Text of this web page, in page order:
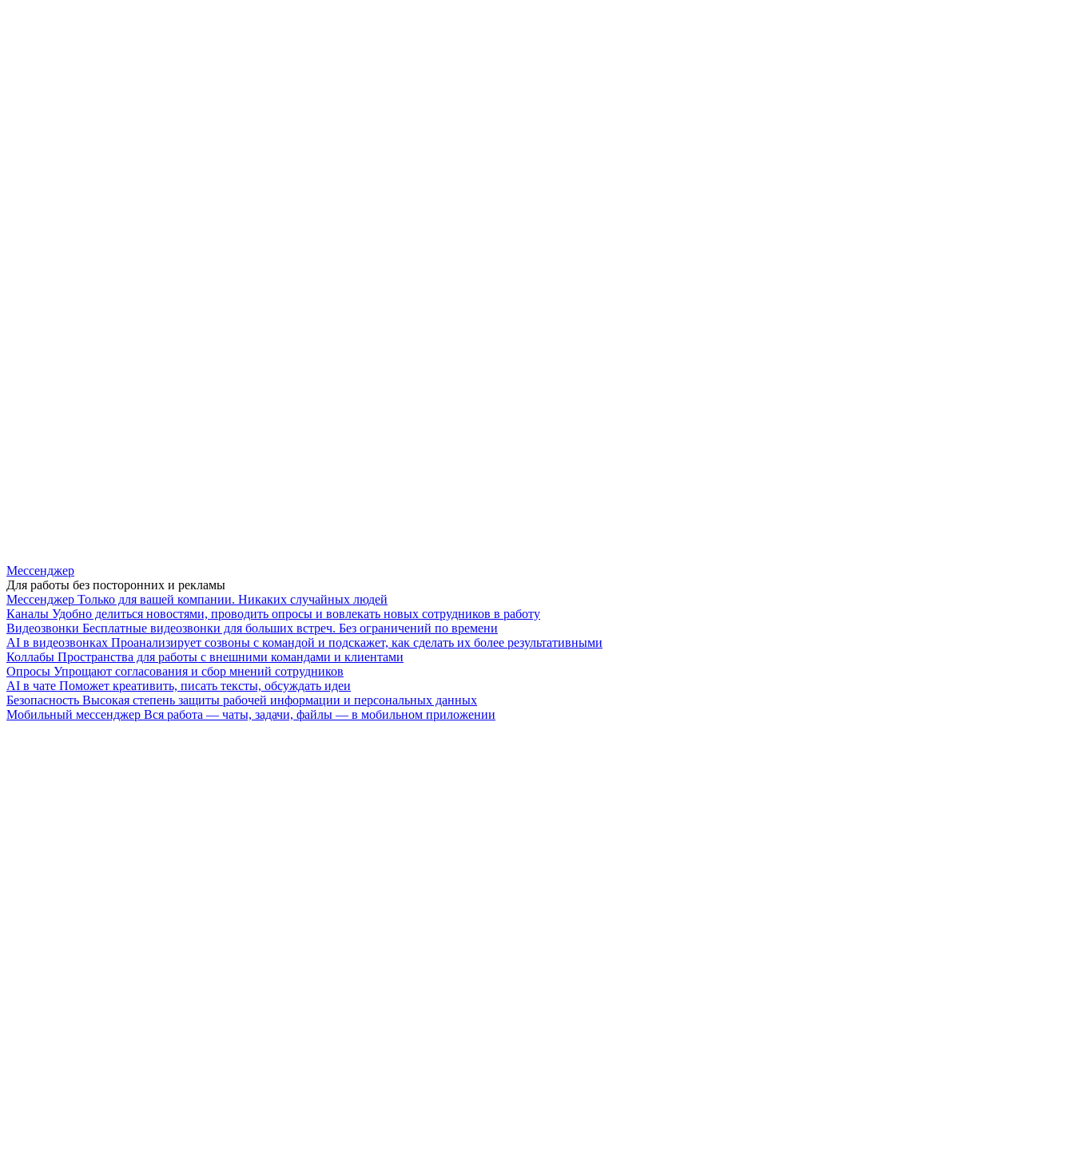
Мессенджер
Для работы без посторонних и рекламы
Мессенджер Только для вашей компании. Никаких случайных людей
Каналы Удобно делиться новостями, проводить опросы и вовлекать новых сотрудников в работу
Видеозвонки Бесплатные видеозвонки для больших встреч. Без ограничений по времени
AI в видеозвонках Проанализирует созвоны с командой и подскажет, как сделать их более результативными
Коллабы Пространства для работы с внешними командами и клиентами
Опросы Упрощают согласования и сбор мнений сотрудников
AI в чате Поможет креативить, писать тексты, обсуждать идеи
Безопасность Высокая степень защиты рабочей информации и персональных данных
Мобильный мессенджер Вся работа — чаты, задачи, файлы — в мобильном приложении